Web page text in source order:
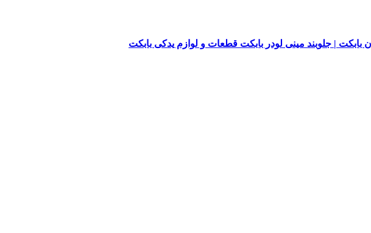
بابکت | جلوبند مینی لودر بابکت قطعات و لوازم یدکی بابکت